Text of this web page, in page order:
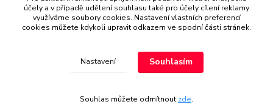
Martin Kabíček
8:00 - 16:00 hod.
účely a v případě udělení souhlasu také pro účely cílení reklamy
využíváme soubory cookies. Nastavení vlastních preferencí
cookies můžete kdykoli upravit odkazem ve spodní části stránek.
Nastavení Souhlasím
Souhlas můžete odmítnout zde.